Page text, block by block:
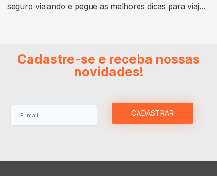
seguro viajando e pegue as melhores dicas para viajar
Mundial da Saúde) decretou estado de alerta mundial.
Com essa situação, o mundo…
Cadastre-se e receba nossas
novidades!
CADASTRAR